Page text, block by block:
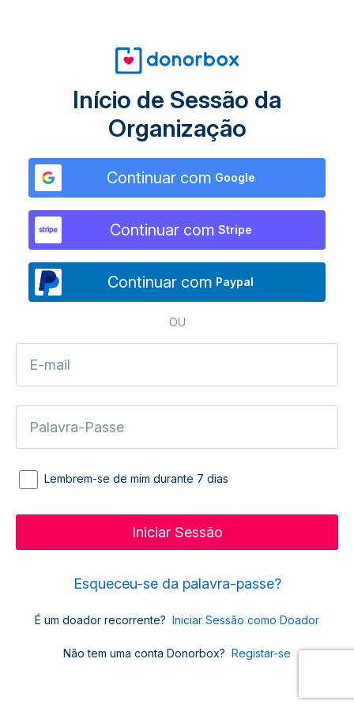
Início de Sessão da
Organização
Continuar com Google
Continuar com Stripe
Continuar com Paypal
OU
Lembrem-se de mim durante 7 dias
Esqueceu-se da palavra-passe?
É um doador recorrente? Iniciar Sessão como Doador
Não tem uma conta Donorbox? Registar-se